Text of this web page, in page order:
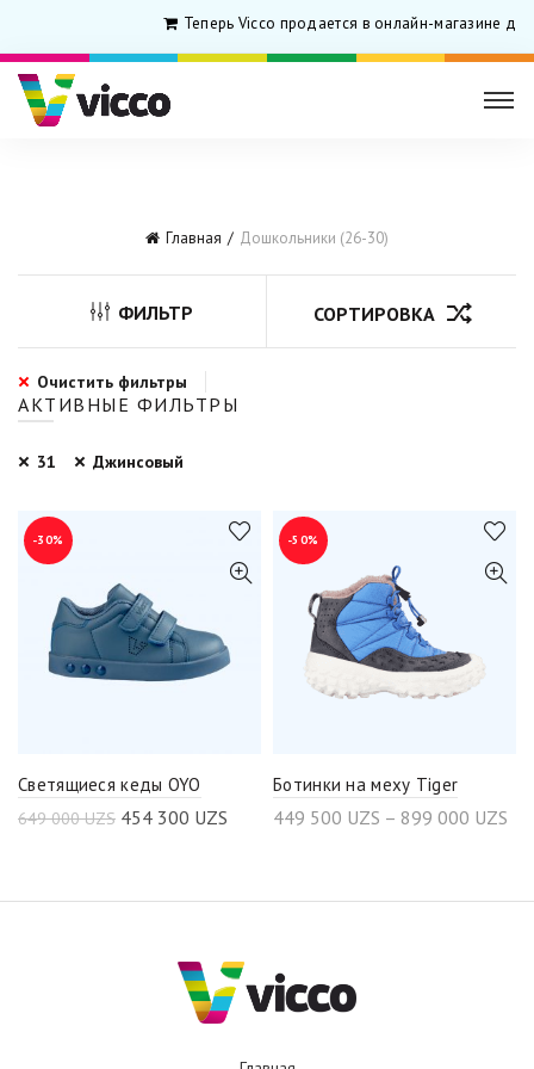
Теперь Vicco продается в онлайн-магазине
Главная Дошкольники (26-30)
ФИЛЬТР СОРТИРОВКА
Очистить фильтры
АКТИВНЫЕ ФИЛЬТРЫ
31 Джинсовый
-30%
Светящиеся кеды OYO
649 000UZS 454 300 UZS
-50%
Ботинки на меху Tiger
449 500 UZS – 899 000 UZS